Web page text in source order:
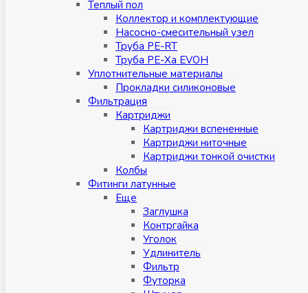
Теплый пол
Коллектор и комплектующие
Насосно-смесительный узел
Труба PE-RT
Труба PE-Xa EVOH
Уплотнительные материалы
Прокладки силиконовые
Фильтрация
Картриджи
Картриджи вспененные
Картриджи ниточные
Картриджи тонкой очистки
Колбы
Фитинги латунные
Eщe
Заглушка
Контргайка
Уголок
Удлинитель
Фильтр
Футорка